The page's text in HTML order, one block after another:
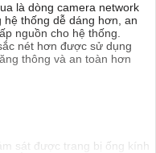
là dòng camera network
hệ thống dễ dáng hơn, an
nguồn cho hệ thống.
nét hơn được sử dụng
thông và an toàn hơn
sát được trang bị ống kính